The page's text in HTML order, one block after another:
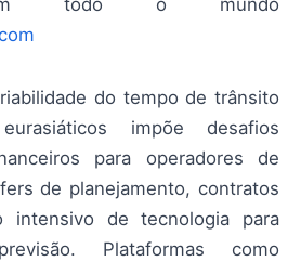
do tempo de trânsito
impõe desafios
para operadores de
de planejamento, contratos
intensivo de tecnologia para
Plataformas como